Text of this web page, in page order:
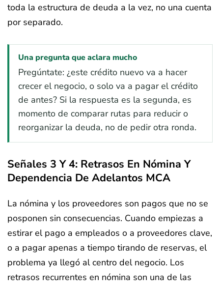
toda la estructura de deuda a la vez, no una cuenta
por separado.
Una pregunta que aclara mucho
Pregúntate: ¿este crédito nuevo va a hacer
crecer el negocio, o solo va a pagar el crédito
de antes? Si la respuesta es la segunda, es
momento de comparar rutas para reducir o
reorganizar la deuda, no de pedir otra ronda.
Señales 3 Y 4: Retrasos En Nómina Y
Dependencia De Adelantos MCA
La nómina y los proveedores son pagos que no se
posponen sin consecuencias. Cuando empiezas a
estirar el pago a empleados o a proveedores clave,
o a pagar apenas a tiempo tirando de reservas, el
problema ya llegó al centro del negocio. Los
retrasos recurrentes en nómina son una de las